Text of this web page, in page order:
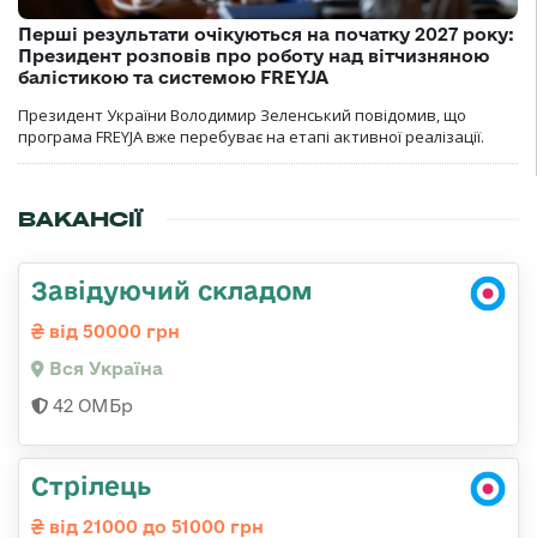
Перші результати очікуються на початку 2027 року:
Президент розповів про роботу над вітчизняною
балістикою та системою FREYJA
Президент України Володимир Зеленський повідомив, що
програма FREYJA вже перебуває на етапі активної реалізації.
ВАКАНСІЇ
Завідуючий складом
від 50000 грн
Вся Україна
42 ОМБр
Стрілець
від 21000 до 51000 грн